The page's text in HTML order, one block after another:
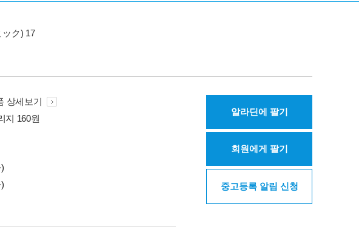
ク) 17
상세보기
지 160원
알라딘에 팔기
회원에게 팔기
중고등록 알림 신청